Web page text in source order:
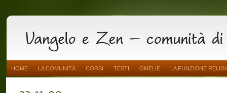
HOME LA COMUNITÀ CORSI TESTI OMELIE LA FUNZIONE